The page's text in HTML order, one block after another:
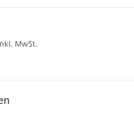
MwSt.